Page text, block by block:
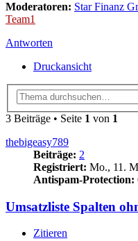
Moderatoren: Star Finanz
Team1
Antworten
Druckansicht
3 Beiträge • Seite 1 von 1
thebigeasy789
Beiträge: 2
Registriert: Mo., 11.
Antispam-Protection:
Umsatzliste Spalten
Zitieren